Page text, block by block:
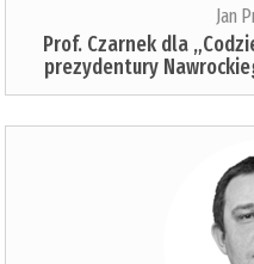
Jan
Prof. Czarnek dla
prezydentury